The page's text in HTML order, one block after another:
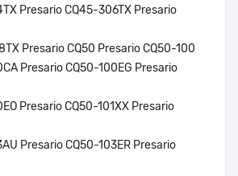
Presario CQ45-306TX Presario
Presario CQ50 Presario CQ50-100
Presario CQ50-100EG Presario
Presario CQ50-101XX Presario
Presario CQ50-103ER Presario